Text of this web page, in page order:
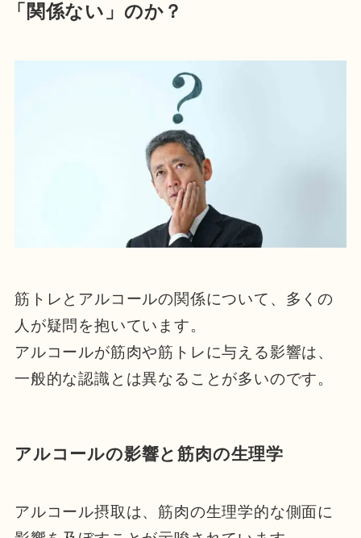
「関係ない」のか？
筋トレとアルコールの関係について、多くの
人が疑問を抱いています。
アルコールが筋肉や筋トレに与える影響は、
一般的な認識とは異なることが多いのです。
アルコールの影響と筋肉の生理学
アルコール摂取は、筋肉の生理学的な側面に